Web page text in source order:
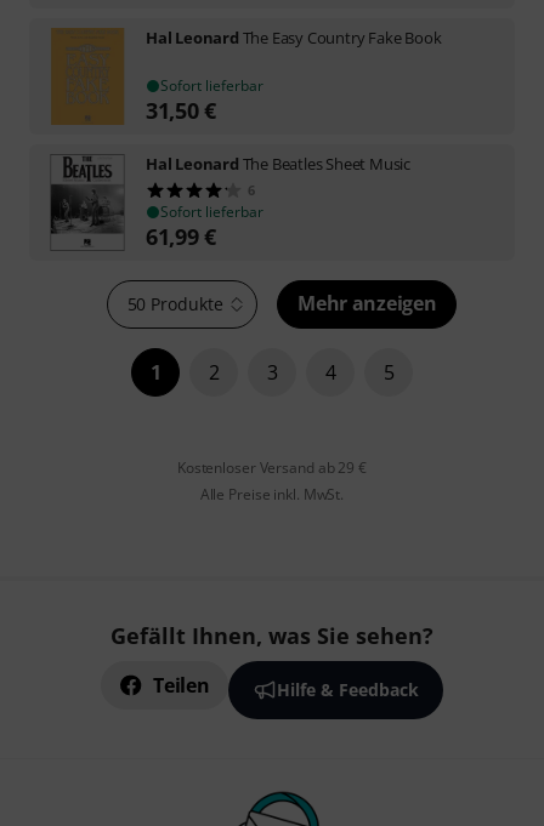
Hal Leonard The Easy Country Fake Book
Sofort lieferbar
31,50€
Hal Leonard The Beatles Sheet Music
6
Sofort lieferbar
61,99€
50 Produkte Mehr anzeigen
1 2 3 4 5
Kostenloser Versand ab 29 €
Alle Preise inkl. MwSt.
Gefällt Ihnen, was Sie sehen?
Teilen Hilfe & Feedback